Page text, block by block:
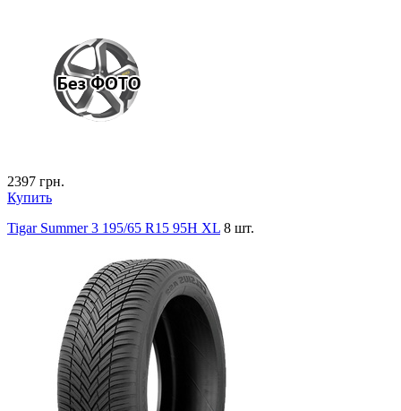
2397 грн.
Купить
Tigar Summer 3 195/65 R15 95H XL 8 шт.